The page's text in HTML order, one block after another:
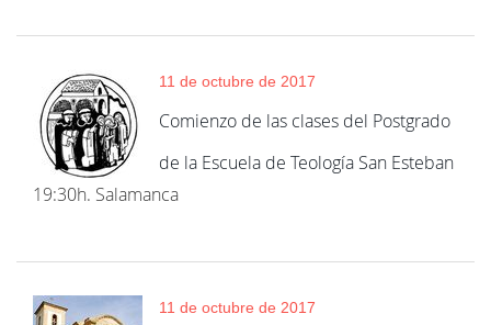
11 de octubre de 2017
Comienzo de las clases del Postgrado
de la Escuela de Teología San Esteban
19:30h. Salamanca
11 de octubre de 2017